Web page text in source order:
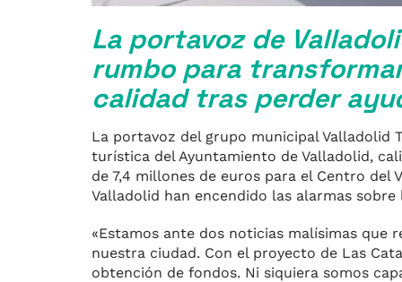
La portavoz de
rumbo para
calidad tras perder
La portavoz del grupo municipal Valladolid
turística del Ayuntamiento de Valladolid,
de 7,4 millones de euros para el Centro del
Valladolid han encendido las alarmas
«Estamos ante dos noticias malísimas que
nuestra ciudad. Con el proyecto de Las
obtención de fondos. Ni siquiera somos